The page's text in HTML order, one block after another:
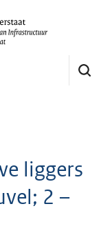
liggers
2 –